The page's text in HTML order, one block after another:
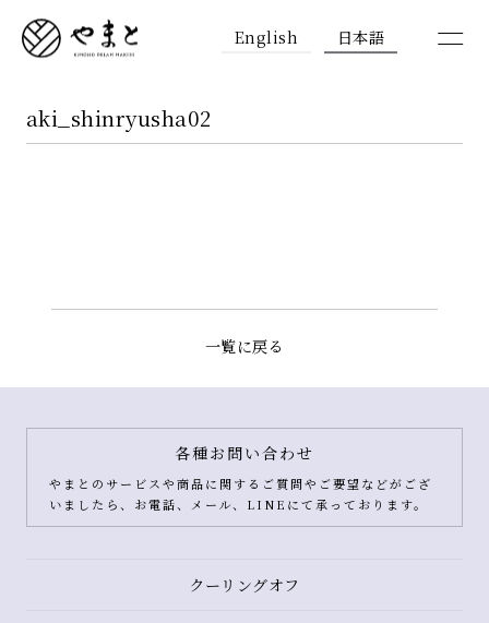
English 日本語
aki_shinryusha02
一覧に戻る
各種お問い合わせ
やまとのサービスや商品に関するご質問やご要望などがござ
いましたら、お電話、メール、LINEにて承っております。
クーリングオフ